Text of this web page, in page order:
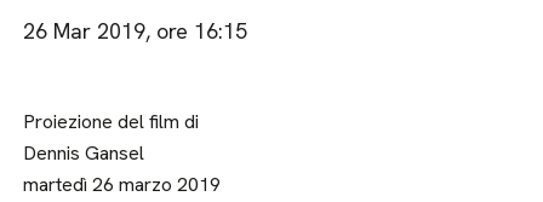
26 Mar 2019, ore 16:15
Proiezione del film di
Dennis Gansel
martedì 26 marzo 2019